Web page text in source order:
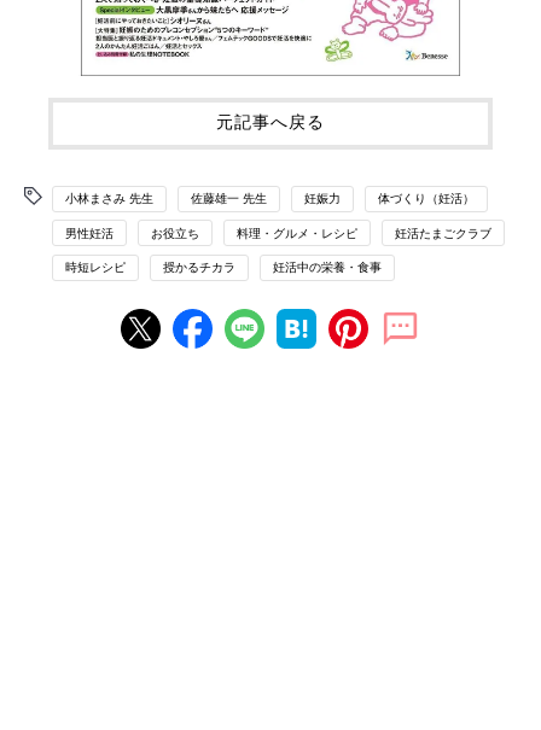
元記事へ戻る
小林まさみ 先生 佐藤雄一 先生 妊娠力 体づくり（妊活）
男性妊活 お役立ち 料理・グルメ・レシピ 妊活たまごクラブ
時短レシピ 授かるチカラ 妊活中の栄養・食事